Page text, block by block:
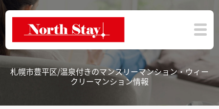
札幌市豊平区/温泉付きのマンスリーマンション・ウィー
クリーマンション情報